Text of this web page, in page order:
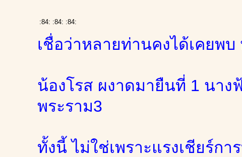
:84: :84: :84:
เชื่อว่าหลายท่านคงได้เคยพ
น้องโรส ผงาดมายืนที่ 1 นา
พระราม3
ทั้งนี้ ไม่ใช่เพราะแรงเชียร์ก